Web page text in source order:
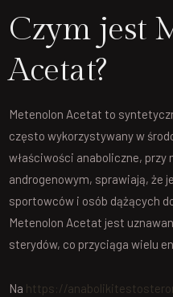
Czym jest
Acetat?
Metenolon Acetat to
często wykorzystywany w
właściwości anaboliczne, przy
androgenowym, sprawiają, że
sportowców i osób dążących
Metenolon Acetat jest
sterydów, co przyciąga wielu
Na https://